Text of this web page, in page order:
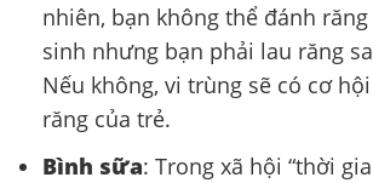
nhiên, bạn không thể đánh
sinh nhưng bạn phải lau răng
Nếu không, vi trùng sẽ có cơ
răng của trẻ.
Bình sữa: Trong xã hội “thời